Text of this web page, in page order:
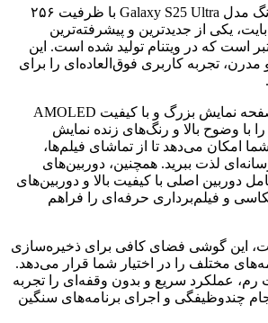
گوشی موبایل سامسونگ مدل Galaxy S25 Ultra با ظرفیت ۲۵۶
و رم ۱۲ گیگابایت، یکی از جدیدترین و پیشرفته‌ترین
است که در ویتنام تولید شده است. این
تجربه کاربری فوق‌العاده‌ای را برای
Galaxy S25 Ultra به صفحه نمایش بزرگ و با کیفیت AMOLED
با وضوح بالا و رنگ‌های زنده نمایش
امکان می‌دهد تا از تماشای فیلم‌ها،
لذت ببرید. همچنین، دوربین‌های
دوربین اصلی با کیفیت بالا و دوربین‌های
و فیلم‌برداری حرفه‌ای را فراهم
۲۵۶ گیگابایت، این گوشی فضای کافی برای ذخیره‌سازی
مختلف را در اختیار شما قرار می‌دهد.
۱۲ گیگابایت رم، عملکرد سریع و بدون وقفه‌ای را تجربه
چندوظیفگی و اجرای برنامه‌های سنگین